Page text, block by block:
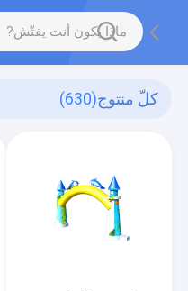
كلّ منتوج(630)